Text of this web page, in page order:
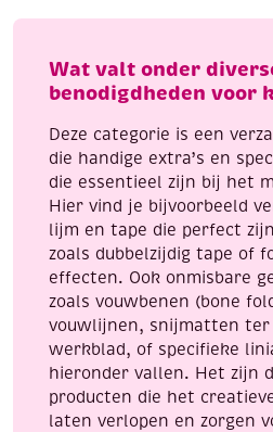
Wat valt onder
benodigdheden voor
Deze categorie is een
die handige extra’s en
die essentieel zijn bij het
Hier vind je bijvoorbeeld
lijm en tape die perfect
zoals dubbelzijdig tape of
effecten. Ook onmisbare
zoals vouwbenen (bone
vouwlijnen, snijmatten ter
werkblad, of specifieke
hieronder vallen. Het zijn
producten die het
laten verlopen en zorgen